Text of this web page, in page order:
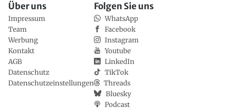
Über uns
Impressum
Team
Werbung
Kontakt
AGB
Datenschutz
Datenschutzeinstellungen
Folgen Sie uns
WhatsApp
Facebook
Instagram
Youtube
LinkedIn
TikTok
Threads
Bluesky
Podcast